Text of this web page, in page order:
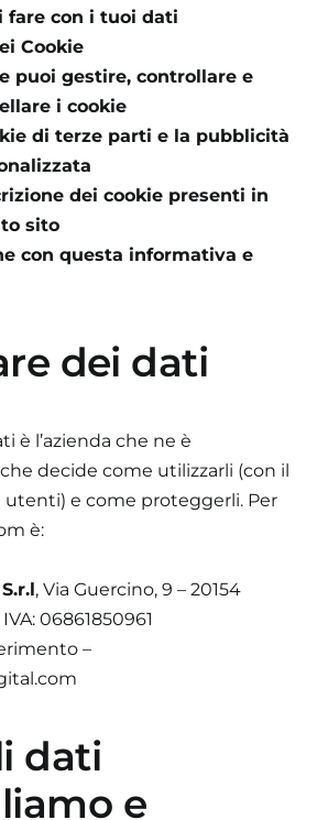
fare con i tuoi dati
Cookie
puoi gestire, controllare e
i cookie
di terze parti e la pubblicità
dei cookie presenti in
sito
con questa informativa e
dei dati
è l’azienda che ne è
decide come utilizzarli (con il
utenti) e come proteggerli. Per
è:
, Via Guercino, 9 – 20154
06861850961
–
dati
e